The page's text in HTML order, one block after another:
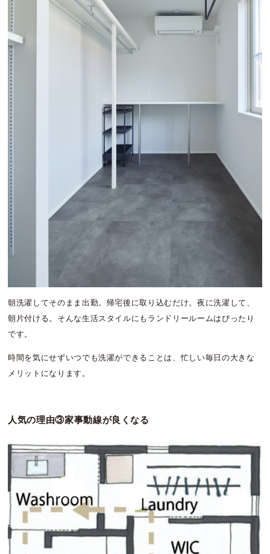
朝洗濯してそのまま出勤。帰宅後に取り込むだけ。夜に洗濯して、
朝片付ける。そんな生活スタイルにもランドリールームはぴったり
です。
時間を気にせずいつでも洗濯ができることは、忙しい毎日の大きな
メリットになります。
人気の理由③家事動線が良くなる